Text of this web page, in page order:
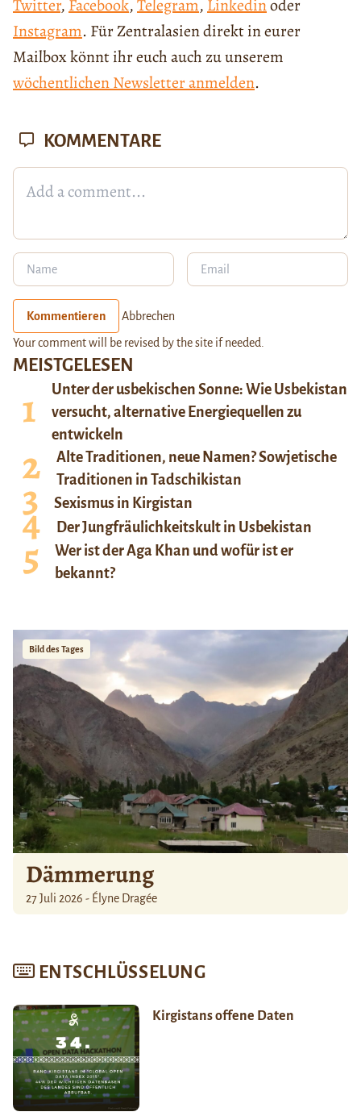
Twitter, Facebook,Telegram, Linkedinoder
Instagram. Für Zentralasien direkt in eurer
Mailbox könnt ihr euch auch zu unserem
wöchentlichen Newsletter anmelden.
MEISTGELESEN
Unter der usbekischen Sonne: Wie Usbekistan
versucht, alternative Energiequellen zu
entwickeln
Alte Traditionen, neue Namen? Sowjetische
Traditionen in Tadschikistan
Sexismus in Kirgistan
Der Jungfräulichkeitskult in Usbekistan
Wer ist der Aga Khan und wofür ist er
bekannt?
Bild des Tages
Dämmerung
27 Juli 2026 - Élyne Dragée
ENTSCHLÜSSELUNG
Kirgistans offene Daten
KOMMENTARE
Kommentieren Abbrechen
Your comment will be revised by the site if needed.